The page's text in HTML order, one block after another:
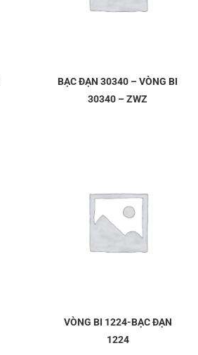
BẠC ĐẠN 30340 – VÒNG BI
30340 – ZWZ
VÒNG BI 1224-BẠC ĐẠN
1224